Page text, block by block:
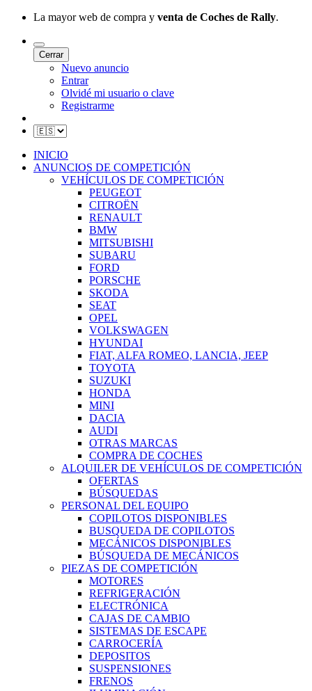
La mayor web de compra y venta de Coches de Rally.
Cerrar
Nuevo anuncio
Entrar
Olvidé mi usuario o clave
Registrarme
INICIO
ANUNCIOS DE COMPETICIÓN
VEHÍCULOS DE COMPETICIÓN
PEUGEOT
CITROËN
RENAULT
BMW
MITSUBISHI
SUBARU
FORD
PORSCHE
SKODA
SEAT
OPEL
VOLKSWAGEN
HYUNDAI
FIAT, ALFA ROMEO, LANCIA, JEEP
TOYOTA
SUZUKI
HONDA
MINI
DACIA
AUDI
OTRAS MARCAS
COMPRA DE COCHES
ALQUILER DE VEHÍCULOS DE COMPETICIÓN
OFERTAS
BÚSQUEDAS
PERSONAL DEL EQUIPO
COPILOTOS DISPONIBLES
BUSQUEDA DE COPILOTOS
MECÁNICOS DISPONIBLES
BÚSQUEDA DE MECÁNICOS
PIEZAS DE COMPETICIÓN
MOTORES
REFRIGERACIÓN
ELECTRÓNICA
CAJAS DE CAMBIO
SISTEMAS DE ESCAPE
CARROCERÍA
DEPOSITOS
SUSPENSIONES
FRENOS